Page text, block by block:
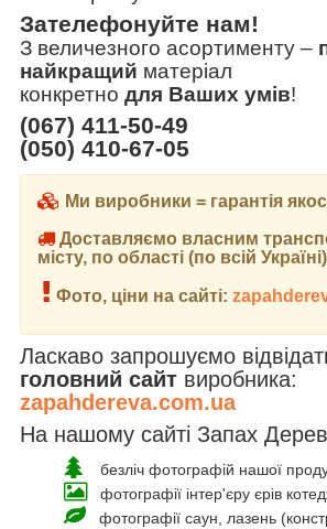
Зателефонуйте нам!
З величезного асортименту –
найкращий матеріал
конкретно для Ваших умів!
(067) 411-50-49
(050) 410-67-05
Ми виробники = гарантія
Доставляємо власним
місту, по області (по всій
Фото, ціни на сайті:
Ласкаво запрошуємо
головний сайт виробника:
zapahdereva.com.ua
На нашому сайті Запах
безліч фотографій нашої
фотографії інтер'єру єрів
фотографії саун, лазень